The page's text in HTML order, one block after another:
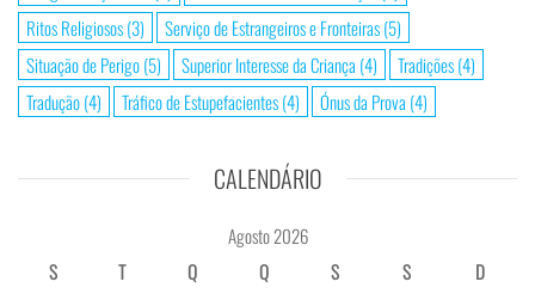
Ritos Religiosos(3) Serviço de Estrangeiros e Fronteiras(5)
Situação de Perigo(5) Superior Interesse da Criança (4) Tradições(4)
Tradução(4) Tráfico de Estupefacientes(4) Ónus da Prova (4)
CALENDÁRIO
Agosto 2026
S
T Q Q S S
D